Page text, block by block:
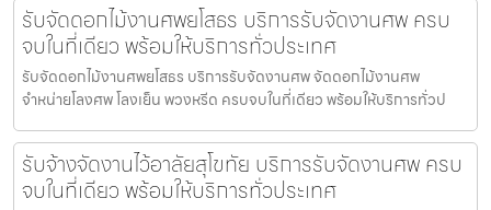
รับจัดดอกไม้งานศพยโสธร บริการรับจัดงานศพ ครบ
จบในที่เดียว พร้อมให้บริการทั่วประเทศ
รับจัดดอกไม้งานศพยโสธร บริการรับจัดงานศพ จัดดอกไม้งานศพ
จำหน่ายโลงศพ โลงเย็น พวงหรีด ครบจบในที่เดียว พร้อมให้บริการทั่วป
รับจ้างจัดงานไว้อาลัยสุโขทัย บริการรับจัดงานศพ ครบ
จบในที่เดียว พร้อมให้บริการทั่วประเทศ